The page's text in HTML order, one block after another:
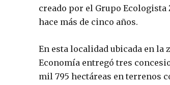
creado por el Grupo
hace más de cinco años.
En esta localidad ubicada en la
Economía entregó tres
mil 795 hectáreas en terrenos